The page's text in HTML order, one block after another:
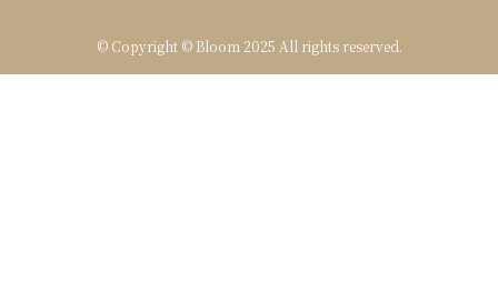
©Copyright © Bloom 2025 All rights reserved.